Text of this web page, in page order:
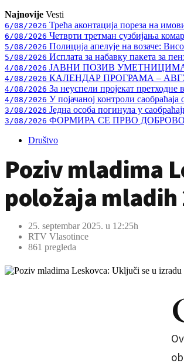
Najnovije Vesti
6/08/2026 Трећа аконтација пореза на
6/08/2026 Четврти третман сузбијања
5/08/2026 Полиција апелује на возаче:
5/08/2026 Исплата за набавку пакета за
4/08/2026 ЈАВНИ ПОЗИВ
4/08/2026 КАЛЕНДАР ПРОГРАМА –
4/08/2026 За неуспели пројекат
4/08/2026 У појачаној контроли
3/08/2026 Једна особа погинула у
3/08/2026 ФОРМИРА СЕ ПРВО
Društvo
Poziv mladima
položaja mladih
25. septembar 2025. u 12:25h
RTV Vlasotince
861 pregleda